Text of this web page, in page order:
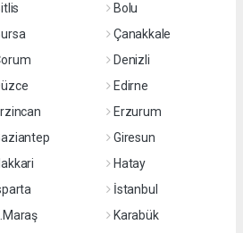
Bolu
Çanakkale
Denizli
Edirne
Erzurum
Giresun
Hatay
İstanbul
Karabük